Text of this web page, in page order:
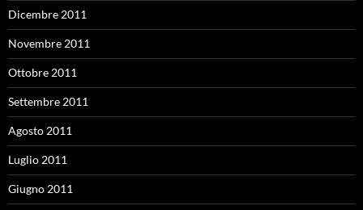
Dicembre 2011
Novembre 2011
Ottobre 2011
Settembre 2011
Agosto 2011
Luglio 2011
Giugno 2011